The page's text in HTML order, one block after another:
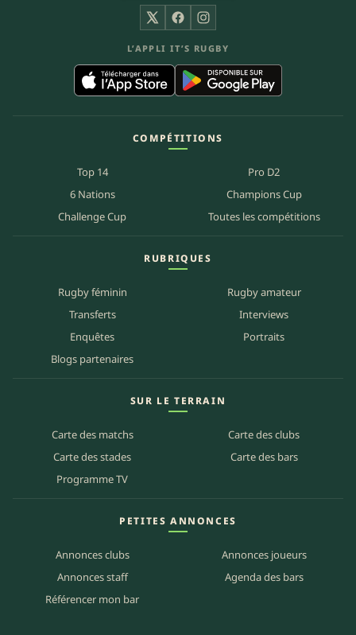
X FacebookInstagram
L’APPLI IT’S RUGBY
COMPÉTITIONS
Top 14
Pro D2
6 Nations
Champions Cup
Challenge Cup
Toutes les compétitions
RUBRIQUES
Rugby féminin
Rugby amateur
Transferts
Interviews
Enquêtes
Portraits
Blogs partenaires
SUR LE TERRAIN
Carte des matchs
Carte des clubs
Carte des stades
Carte des bars
Programme TV
PETITES ANNONCES
Annonces clubs
Annonces joueurs
Annonces staff
Agenda des bars
Référencer mon bar